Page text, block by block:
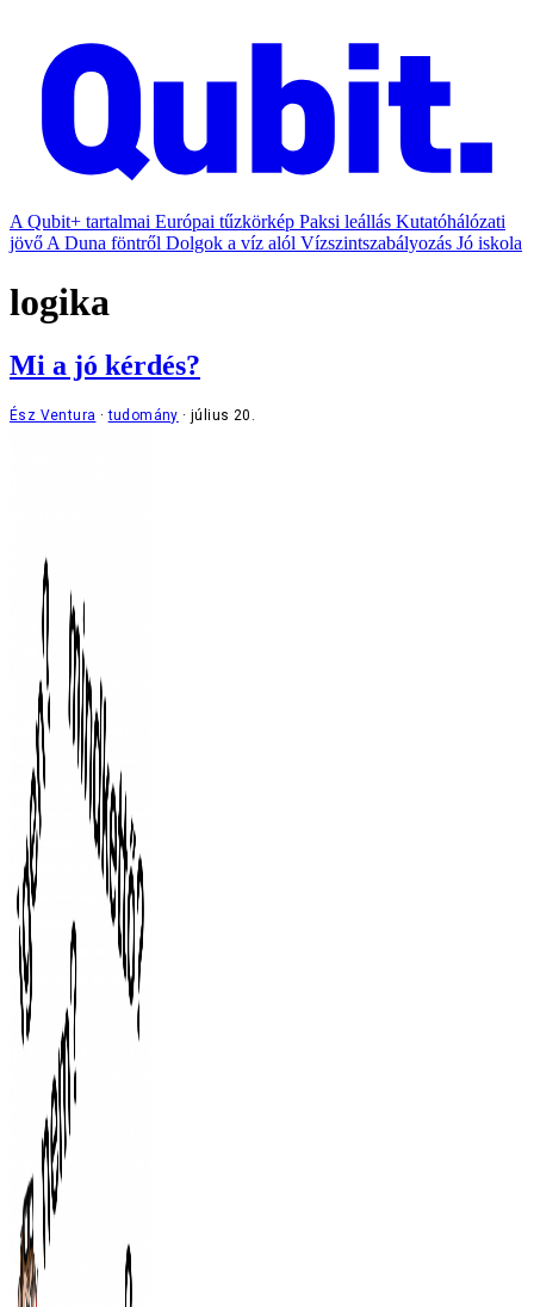
A Qubit+ tartalmai Európai tűzkörkép Paksi leállás Kutatóhálózati
jövő A Duna föntről Dolgok a víz alól Vízszintszabályozás Jó iskola
logika
Mi a jó kérdés?
Ész Ventura tudomány július 20.